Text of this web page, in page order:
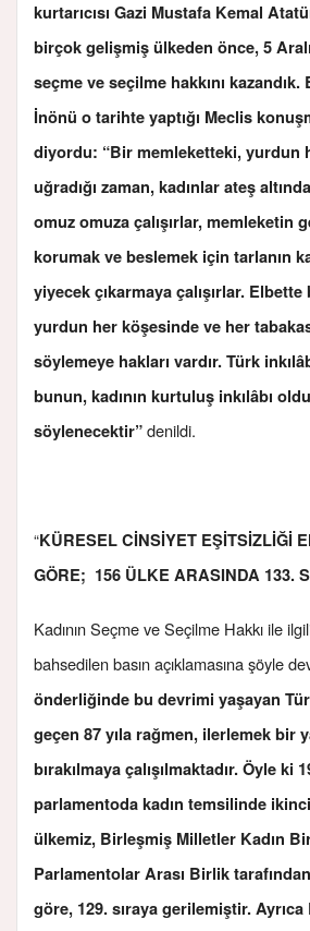
kurtarıcısı Gazi Mustafa Kemal
birçok gelişmiş ülkeden önce, 5
seçme ve seçilme hakkını
İnönü o tarihte yaptığı Meclis
diyordu: “Bir memleketteki, yurdun
uğradığı zaman, kadınlar ateş
omuz omuza çalışırlar, memleketin
korumak ve beslemek için tarlanın
yiyecek çıkarmaya çalışırlar.
yurdun her köşesinde ve her
söylemeye hakları vardır. Türk
bunun, kadının kurtuluş inkılâbı
söylenecektir”denildi.
“KÜRESEL CİNSİYET EŞİTSİZLİĞİ
GÖRE; 156 ÜLKE ARASINDA 133.
Kadının Seçme ve Seçilme Hakkı ile
bahsedilen basın açıklamasına şöyle
önderliğinde bu devrimi yaşayan
geçen 87 yıla rağmen, ilerlemek bir
bırakılmaya çalışılmaktadır. Öyle ki
parlamentoda kadın temsilinde
ülkemiz, Birleşmiş Milletler Kadın
Parlamentolar Arası Birlik
göre, 129. sıraya gerilemiştir.